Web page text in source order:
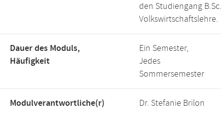
den Studiengang B.Sc.
Volkswirtschaftslehre.
Dauer des Moduls,
Häufigkeit
Ein Semester,
Jedes
Sommersemester
Modulverantwortliche(r) Dr. Stefanie Brilon